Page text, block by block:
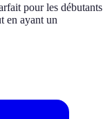
pour les débutants
en ayant un